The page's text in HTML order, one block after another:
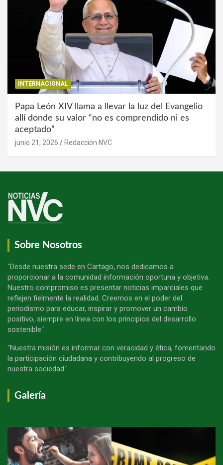
INTERNACIONAL
Papa León XIV llama a llevar la luz del Evangelio
allí donde su valor “no es comprendido ni es
aceptado”
junio 21, 2026 Redacción NVC
Sobre Nosotros
"Desde nuestra sede en Cartago, nos dedicamos a
proporcionar a la comunidad información oportuna y objetiva.
Nuestro compromiso es presentar noticias imparciales que
reflejen fielmente la realidad. Creemos en el poder del
periodismo para educar, inspirar y promover un cambio
positivo, siempre en línea con los principios del desarrollo
sostenible."
"Nuestra misión es informar con veracidad y ética, fomentando
la participación ciudadana y contribuyendo al progreso de
nuestra sociedad."
Galería